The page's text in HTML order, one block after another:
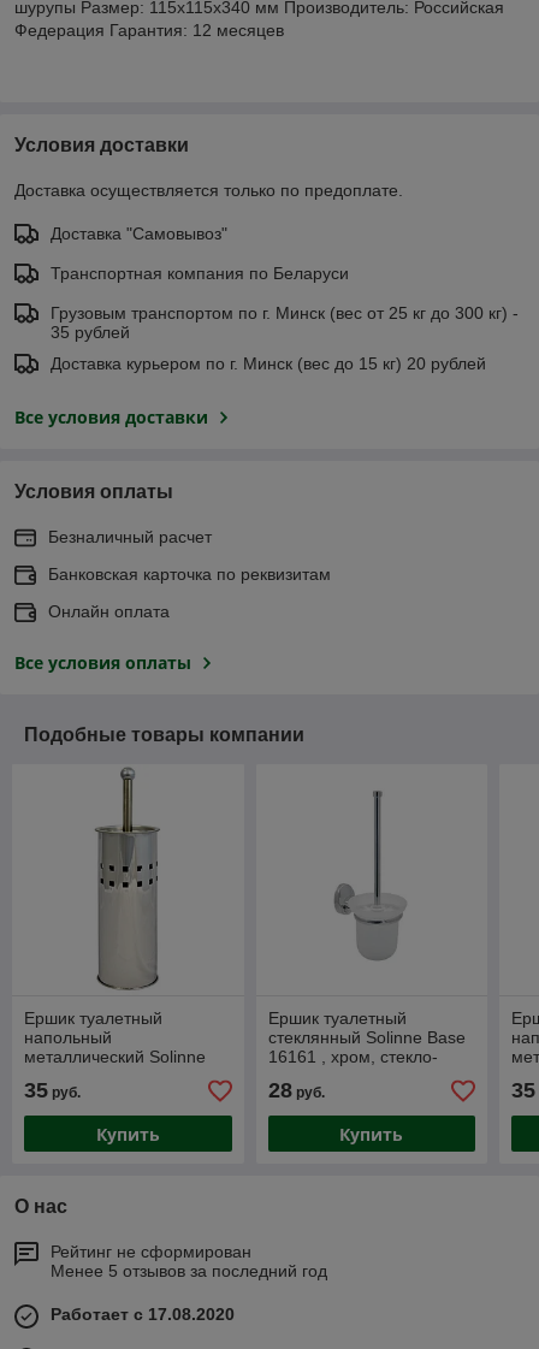
шурупы Размер: 115x115x340 мм Производитель: Российская
Федерация Гарантия: 12 месяцев
Условия доставки
Доставка осуществляется только по предоплате.
Доставка "Самовывоз"
Транспортная компания по Беларуси
Грузовым транспортом по г. Минск (вес от 25 кг до 300 кг) -
35 рублей
Доставка курьером по г. Минск (вес до 15 кг) 20 рублей
Все условия доставки
Условия оплаты
Безналичный расчет
Банковская карточка по реквизитам
Онлайн оплата
Все условия оплаты
Подобные товары компании
Ершик туалетный
напольный
металлический Solinne
35 руб.
Купить
Ершик туалетный
стеклянный Solinne Base
16161 , хром, стекло-
28руб.
Купить
35
О нас
Рейтинг не сформирован
Менее 5 отзывов за последний год
Работает с 17.08.2020